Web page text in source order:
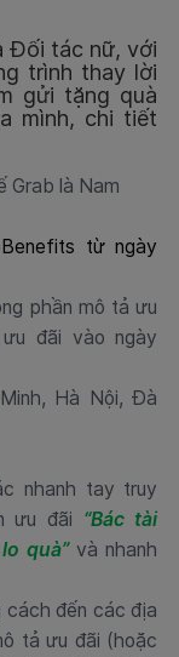
Đối tác nữ, với
trình thay lời
gửi tặng quà
mình, chi tiết
Grab là Nam
từ ngày
phần mô tả ưu
đãi vào ngày
Hà Nội, Đà
nhanh tay truy
ưu đãi “Bác tài
quà”và nhanh
cách đến các địa
tả ưu đãi (hoặc